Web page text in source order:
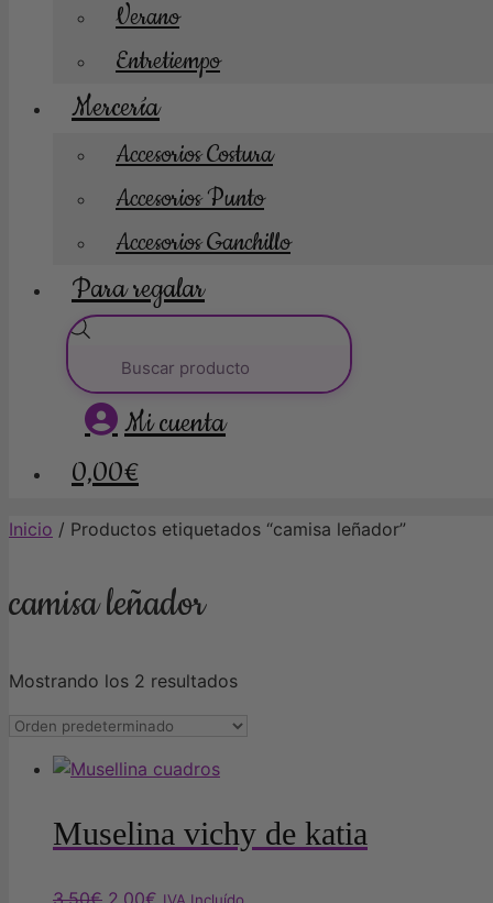
Verano
Entretiempo
Mercería
Accesorios Costura
Accesorios Punto
Accesorios Ganchillo
Para regalar
Mi cuenta
0,00€
Inicio / Productos etiquetados “camisa leñador”
camisa leñador
Mostrando los 2 resultados
Muselina vichy de katia
El
El